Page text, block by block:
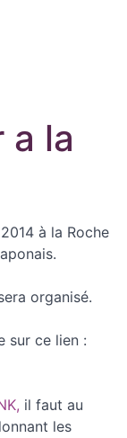
a la
à la Roche
organisé.
sur ce lien :
il faut au
les